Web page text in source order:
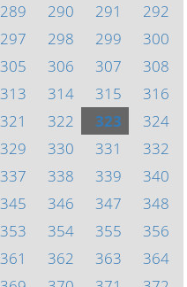
289 290 291
292
297 298 299
300
305 306 307
308
313 314 315
316
321 322 323
324
329 330 331
332
337 338 339
340
345 346 347
348
353 354 355
356
361 362 363
364